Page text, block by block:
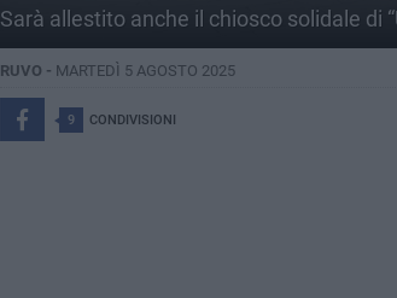
Sarà allestito anche il chiosco solidale di
RUVO - MARTEDÌ 5 AGOSTO 2025
9 CONDIVISIONI